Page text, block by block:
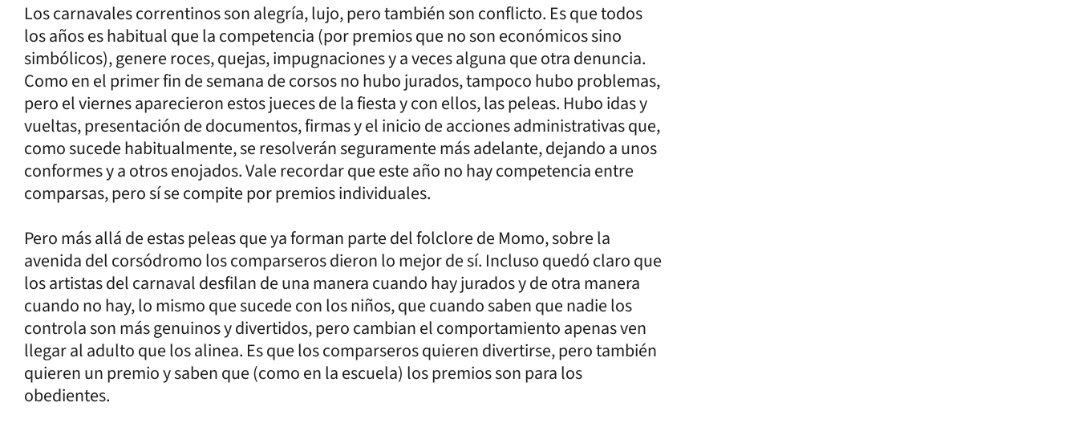
Los carnavales correntinos son alegría, lujo, pero también son conflicto. Es que todos
los años es habitual que la competencia (por premios que no son económicos sino
simbólicos), genere roces, quejas, impugnaciones y a veces alguna que otra denuncia.
Como en el primer fin de semana de corsos no hubo jurados, tampoco hubo problemas,
pero el viernes aparecieron estos jueces de la fiesta y con ellos, las peleas. Hubo idas y
vueltas, presentación de documentos, firmas y el inicio de acciones administrativas que,
como sucede habitualmente, se resolverán seguramente más adelante, dejando a unos
conformes y a otros enojados. Vale recordar que este año no hay competencia entre
comparsas, pero sí se compite por premios individuales.
Pero más allá de estas peleas que ya forman parte del folclore de Momo, sobre la
avenida del corsódromo los comparseros dieron lo mejor de sí. Incluso quedó claro que
los artistas del carnaval desfilan de una manera cuando hay jurados y de otra manera
cuando no hay, lo mismo que sucede con los niños, que cuando saben que nadie los
controla son más genuinos y divertidos, pero cambian el comportamiento apenas ven
llegar al adulto que los alinea. Es que los comparseros quieren divertirse, pero también
quieren un premio y saben que (como en la escuela) los premios son para los
obedientes.